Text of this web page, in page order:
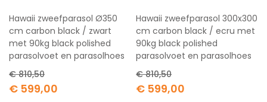
Hawaii zweefparasol Ø350
cm carbon black / zwart
met 90kg black polished
parasolvoet en parasolhoes
Special
Price
€ 599,00
€ 810,50
Hawaii zweefparasol 300x300
cm carbon black / ecru met
90kg black polished
parasolvoet en parasolhoes
Special
Price
€ 599,00
€ 810,50